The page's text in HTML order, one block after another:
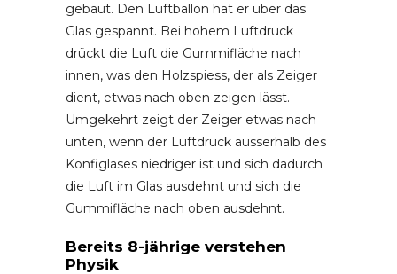
gebaut. Den Luftballon hat er über das
Glas gespannt. Bei hohem Luftdruck
drückt die Luft die Gummifläche nach
innen, was den Holzspiess, der als Zeiger
dient, etwas nach oben zeigen lässt.
Umgekehrt zeigt der Zeiger etwas nach
unten, wenn der Luftdruck ausserhalb des
Konfiglases niedriger ist und sich dadurch
die Luft im Glas ausdehnt und sich die
Gummifläche nach oben ausdehnt.
Bereits 8-jährige verstehen
Physik